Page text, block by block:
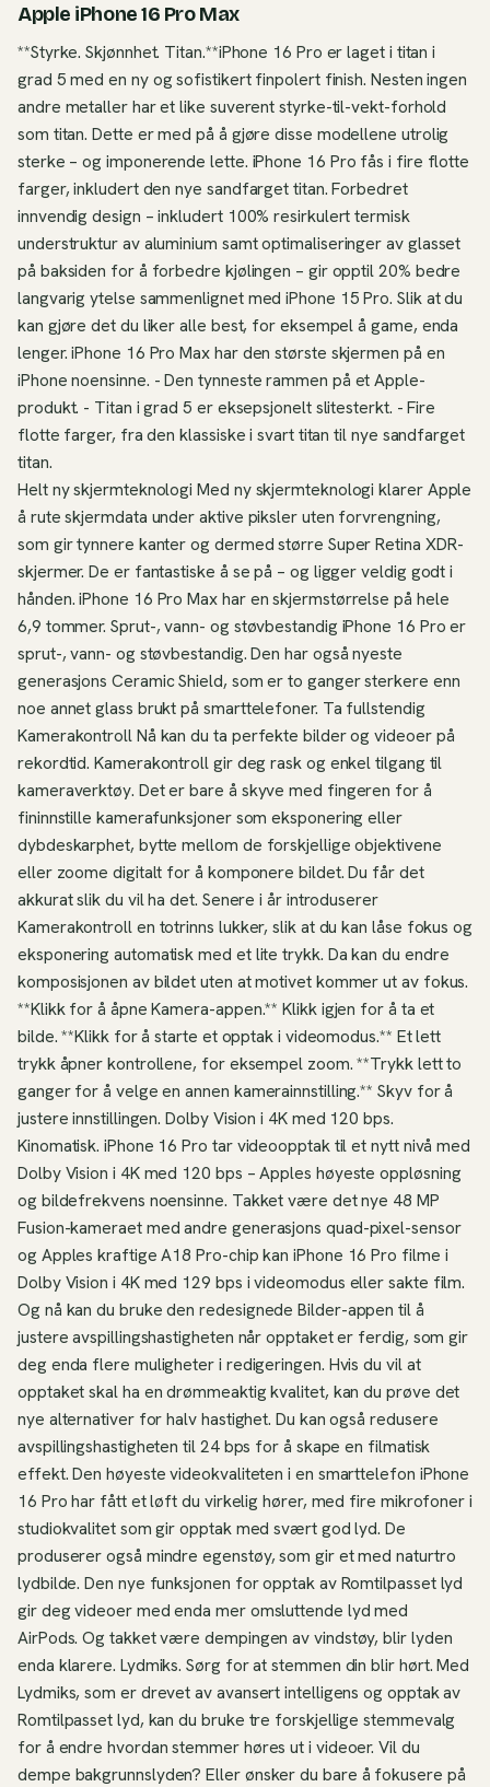
Apple iPhone 16 Pro Max
**Styrke. Skjønnhet. Titan.**iPhone 16 Pro er laget i titan i
grad 5 med en ny og sofistikert finpolert finish. Nesten ingen
andre metaller har et like suverent styrke-til-vekt-forhold
som titan. Dette er med på å gjøre disse modellene utrolig
sterke – og imponerende lette. iPhone 16 Pro fås i fire flotte
farger, inkludert den nye sandfarget titan. Forbedret
innvendig design – inkludert 100% resirkulert termisk
understruktur av aluminium samt optimaliseringer av glasset
på baksiden for å forbedre kjølingen – gir opptil 20% bedre
langvarig ytelse sammenlignet med iPhone 15 Pro. Slik at du
kan gjøre det du liker alle best, for eksempel å game, enda
lenger. iPhone 16 Pro Max har den største skjermen på en
iPhone noensinne. - Den tynneste rammen på et Apple-
produkt. - Titan i grad 5 er eksepsjonelt slitesterkt. - Fire
flotte farger, fra den klassiske i svart titan til nye sandfarget
titan.
Helt ny skjermteknologi Med ny skjermteknologi klarer Apple
å rute skjermdata under aktive piksler uten forvrengning,
som gir tynnere kanter og dermed større Super Retina XDR-
skjermer. De er fantastiske å se på – og ligger veldig godt i
hånden. iPhone 16 Pro Max har en skjermstørrelse på hele
6,9 tommer. Sprut-, vann- og støvbestandig iPhone 16 Pro er
sprut-, vann- og støvbestandig. Den har også nyeste
generasjons Ceramic Shield, som er to ganger sterkere enn
noe annet glass brukt på smarttelefoner. Ta fullstendig
Kamerakontroll Nå kan du ta perfekte bilder og videoer på
rekordtid. Kamerakontroll gir deg rask og enkel tilgang til
kameraverktøy. Det er bare å skyve med fingeren for å
fininnstille kamerafunksjoner som eksponering eller
dybdeskarphet, bytte mellom de forskjellige objektivene
eller zoome digitalt for å komponere bildet. Du får det
akkurat slik du vil ha det. Senere i år introduserer
Kamerakontroll en totrinns lukker, slik at du kan låse fokus og
eksponering automatisk med et lite trykk. Da kan du endre
komposisjonen av bildet uten at motivet kommer ut av fokus.
**Klikk for å åpne Kamera-appen.** Klikk igjen for å ta et
bilde. **Klikk for å starte et opptak i videomodus.** Et lett
trykk åpner kontrollene, for eksempel zoom. **Trykk lett to
ganger for å velge en annen kamerainnstilling.** Skyv for å
justere innstillingen. Dolby Vision i 4K med 120 bps.
Kinomatisk. iPhone 16 Pro tar videoopptak til et nytt nivå med
Dolby Vision i 4K med 120 bps – Apples høyeste oppløsning
og bildefrekvens noensinne. Takket være det nye 48 MP
Fusion-kameraet med andre generasjons quad-pixel-sensor
og Apples kraftige A18 Pro-chip kan iPhone 16 Pro filme i
Dolby Vision i 4K med 129 bps i videomodus eller sakte film.
Og nå kan du bruke den redesignede Bilder-appen til å
justere avspillingshastigheten når opptaket er ferdig, som gir
deg enda flere muligheter i redigeringen. Hvis du vil at
opptaket skal ha en drømmeaktig kvalitet, kan du prøve det
nye alternativer for halv hastighet. Du kan også redusere
avspillingshastigheten til 24 bps for å skape en filmatisk
effekt. Den høyeste videokvaliteten i en smarttelefon iPhone
16 Pro har fått et løft du virkelig hører, med fire mikrofoner i
studiokvalitet som gir opptak med svært god lyd. De
produserer også mindre egenstøy, som gir et med naturtro
lydbilde. Den nye funksjonen for opptak av Romtilpasset lyd
gir deg videoer med enda mer omsluttende lyd med
AirPods. Og takket være dempingen av vindstøy, blir lyden
enda klarere. Lydmiks. Sørg for at stemmen din blir hørt. Med
Lydmiks, som er drevet av avansert intelligens og opptak av
Romtilpasset lyd, kan du bruke tre forskjellige stemmevalg
for å endre hvordan stemmer høres ut i videoer. Vil du
dempe bakgrunnslyden? Eller ønsker du bare å fokusere på